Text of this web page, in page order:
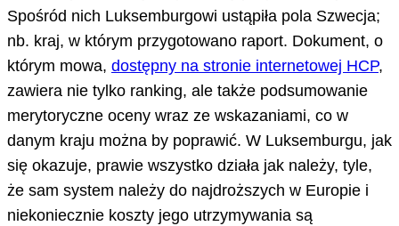
Spośród nich Luksemburgowi ustąpiła pola Szwecja;
nb. kraj, w którym przygotowano raport. Dokument, o
którym mowa, dostępny na stronie internetowej HCP,
zawiera nie tylko ranking, ale także podsumowanie
merytoryczne oceny wraz ze wskazaniami, co w
danym kraju można by poprawić. W Luksemburgu, jak
się okazuje, prawie wszystko działa jak należy, tyle,
że sam system należy do najdroższych w Europie i
niekoniecznie koszty jego utrzymywania są